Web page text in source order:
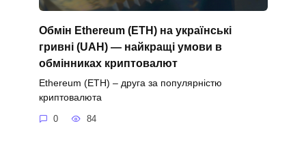
Обмін Ethereum (ETH) на українські
гривні (UAH) — найкращі умови в
обмінниках криптовалют
Ethereum (ETH) – друга за популярністю
криптовалюта
0 84